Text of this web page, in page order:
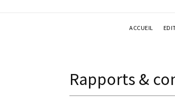
ACCUEIL
Rapports &